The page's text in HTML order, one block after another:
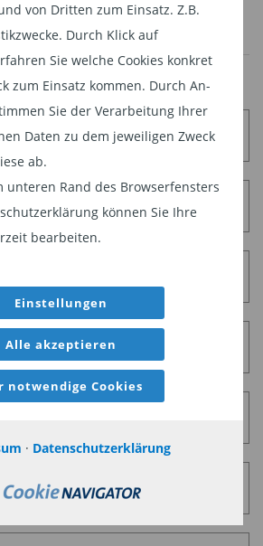
von Dritten zum Einsatz. Z.B.
Durch Klick auf
Sie welche Cookies konkret
zum Einsatz kommen. Durch An-
Sie der Verarbeitung Ihrer
Daten zu dem jeweiligen Zweck
ab.
unteren Rand des Browserfensters
können Sie Ihre
bearbeiten.
Einstellungen
Alle akzeptieren
notwendige Cookies
· Datenschutzerklärung
Sitemap
Impressum
Disclaimer
Cookie-Einstellungen